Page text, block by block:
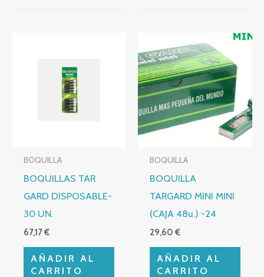
BOQUILLA
BOQUILLAS TAR
GARD DISPOSABLE-
30 UN.
67,17€
AÑADIR AL
CARRITO
BOQUILLA
BOQUILLA
TARGARD MINI MINI
(CAJA 48u.) -24
29,60€
AÑADIR AL
CARRITO